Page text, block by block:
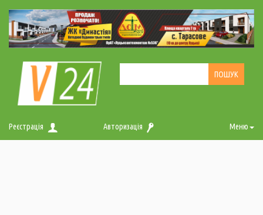
Реєстрація Авторизація Меню